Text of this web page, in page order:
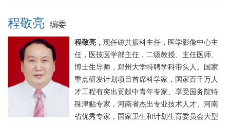
程敬亮 编委
程敬亮， 现任磁共振科主任，医学影像中心主
任，医技医学部主任，二级教授、主任医师、
博士生导师，郑州大学特聘学科带头人。国家
重点研发计划项目首席科学家，国家百千万人
才工程有突出贡献中青年专家、享受国务院特
殊津贴专家，河南省杰出专业技术人才、河南
省优秀专家，国家卫生和计划生育委员会大型